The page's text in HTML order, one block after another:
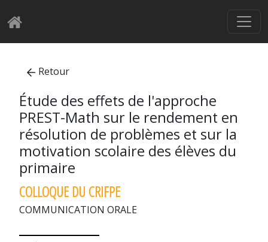
Retour
Étude des effets de l'approche
PREST-Math sur le rendement en
résolution de problèmes et sur la
motivation scolaire des élèves du
primaire
COLLOQUE DU CRIFPE
COMMUNICATION ORALE